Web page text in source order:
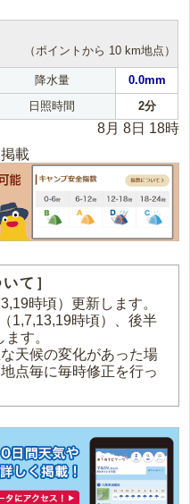
（ポイントから 10 km地点）
降水量
0.0mm
日照時間 2分
8月 8日 18時
載
て］
時頃）更新します。
1,7,13,19時頃）、後半
す。
天候の変化があった場
点毎に毎時修正を行っ